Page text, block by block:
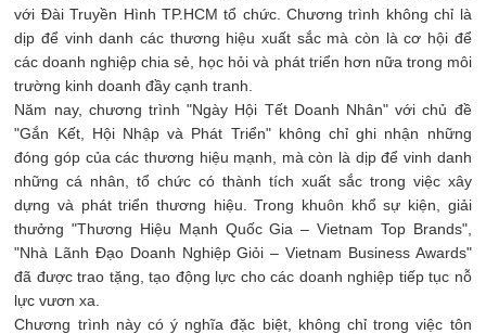
với Đài Truyền Hình TP.HCM tổ chức. Chương trình không chỉ là
dịp để vinh danh các thương hiệu xuất sắc mà còn là cơ hội để
các doanh nghiệp chia sẻ, học hỏi và phát triển hơn nữa trong môi
trường kinh doanh đầy cạnh tranh.
Năm nay, chương trình "Ngày Hội Tết Doanh Nhân" với chủ đề
"Gắn Kết, Hội Nhập và Phát Triển" không chỉ ghi nhận những
đóng góp của các thương hiệu mạnh, mà còn là dịp để vinh danh
những cá nhân, tổ chức có thành tích xuất sắc trong việc xây
dựng và phát triển thương hiệu. Trong khuôn khổ sự kiện, giải
thưởng "Thương Hiệu Mạnh Quốc Gia – Vietnam Top Brands",
"Nhà Lãnh Đạo Doanh Nghiệp Giỏi – Vietnam Business Awards"
đã được trao tặng, tạo động lực cho các doanh nghiệp tiếp tục nỗ
lực vươn xa.
Chương trình này có ý nghĩa đặc biệt, không chỉ trong việc tôn